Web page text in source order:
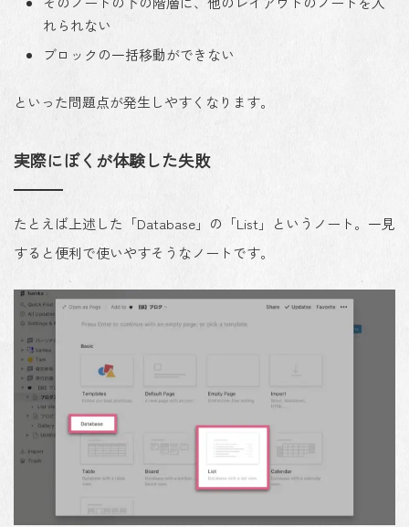
れられない
ブロックの一括移動ができない
といった問題点が発生しやすくなります。
実際にぼくが体験した失敗
たとえば上述した「Database」の「List」というノート。一見
すると便利で使いやすそうなノートです。